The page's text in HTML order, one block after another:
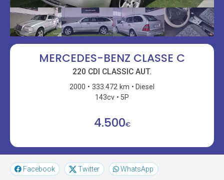
MERCEDES-BENZ CLASSE C
220 CDI CLASSIC AUT.
2000 333.472 km
Diesel
143cv
5P
4.500€
Facebook Twitter WhatsApp